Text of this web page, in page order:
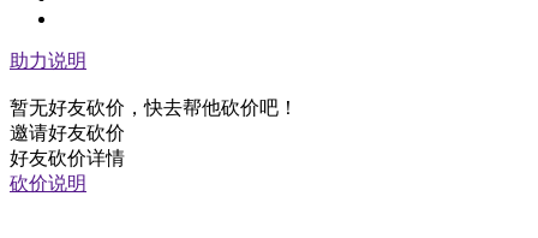
助力说明
暂无好友砍价，快去帮他砍价吧！
邀请好友砍价
好友砍价详情
砍价说明